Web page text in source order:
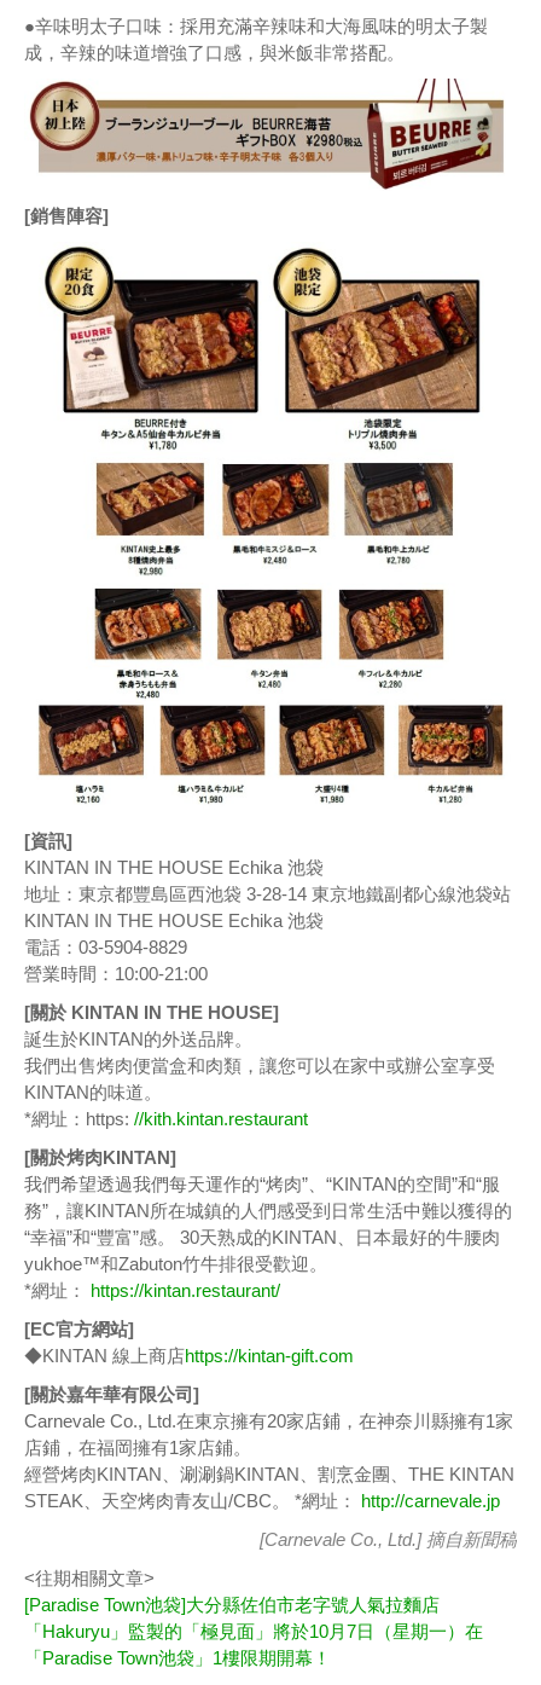
●辛味明太子口味：採用充滿辛辣味和大海風味的明太子製
成，辛辣的味道增強了口感，與米飯非常搭配。
[銷售陣容]
[資訊]
KINTAN IN THE HOUSE Echika 池袋
地址：東京都豐島區西池袋 3-28-14 東京地鐵副都心線池袋站
KINTAN IN THE HOUSE Echika 池袋
電話：03-5904-8829
營業時間：10:00-21:00
[關於 KINTAN IN THE HOUSE]
誕生於KINTAN的外送品牌。
我們出售烤肉便當盒和肉類，讓您可以在家中或辦公室享受
KINTAN的味道。
*網址：https: //kith.kintan.restaurant
[關於烤肉KINTAN]
我們希望透過我們每天運作的“烤肉”、“KINTAN的空間”和“服
務”，讓KINTAN所在城鎮的人們感受到日常生活中難以獲得的
“幸福”和“豐富”感。 30天熟成的KINTAN、日本最好的牛腰肉
yukhoe™和Zabuton竹牛排很受歡迎。
*網址： https://kintan.restaurant/
[EC官方網站]
◆KINTAN 線上商店https://kintan-gift.com
[關於嘉年華有限公司]
Carnevale Co., Ltd.在東京擁有20家店鋪，在神奈川縣擁有1家
店鋪，在福岡擁有1家店鋪。
經營烤肉KINTAN、涮涮鍋KINTAN、割烹金團、THE KINTAN
STEAK、天空烤肉青友山/CBC。 *網址： http://carnevale.jp
[Carnevale Co., Ltd.] 摘自新聞稿
<往期相關文章>
[Paradise Town池袋]大分縣佐伯市老字號人氣拉麵店
「Hakuryu」監製的「極見面」將於10月7日（星期一）在
「Paradise Town池袋」1樓限期開幕！